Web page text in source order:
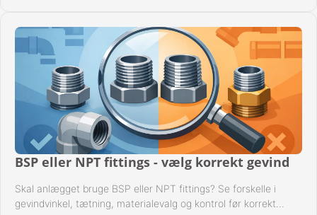
BSP eller NPT fittings - vælg korrekt gevind
Skal anlægget bruge BSP eller NPT fittings? Se forskelle i
gevindvinkel, tætning, materialevalg og kontrol før korrekt